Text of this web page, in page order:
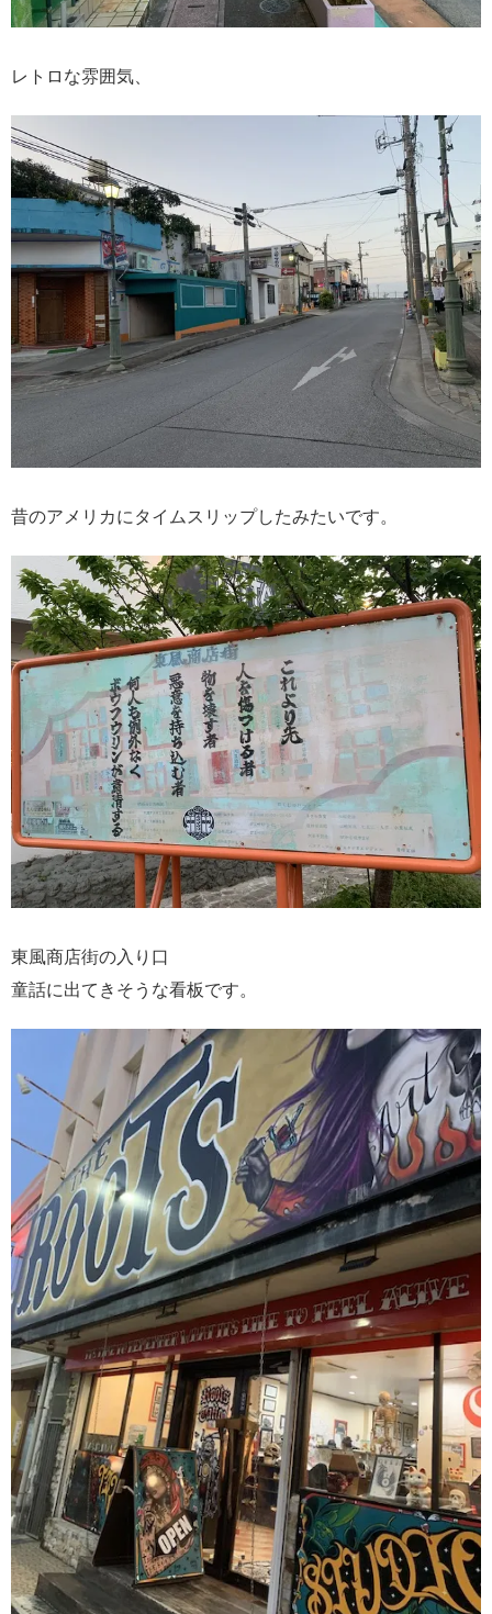
レトロな雰囲気、
昔のアメリカにタイムスリップしたみたいです。
東風商店街の入り口
童話に出てきそうな看板です。